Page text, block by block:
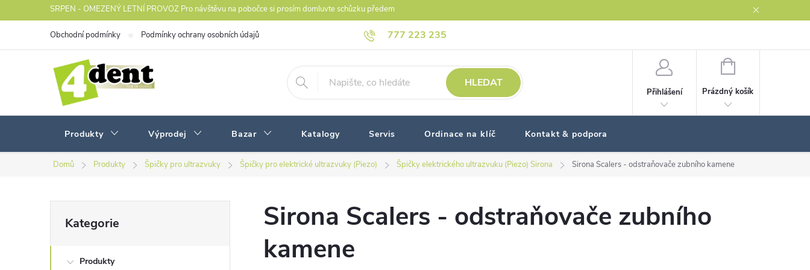
na
SRPEN - OMEZENÝ LETNÍ PROVOZ Pro návštěvu na pobočce si prosím domluvte schůzku předem
777 223 235
Obchodní podmínky Podmínky ochrany osobních údajů
HLEDAT
Přihlášení
NÁKUPNÍ
Prázdný košík
Produkty Výprodej Bazar Katalogy Servis Ordinace na klíč Kontakt & podpora
Domů Produkty Špičky pro ultrazvuky Špičky pro elektrické ultrazvuky (Piezo) Špičky elektrického ultrazvuku (Piezo) Sirona Sirona Scalers - odstraňovače zubního kamene
o
kategorie
Kategorie
Produkty
Sirona Scalers - odstraňovače zubního
kamene